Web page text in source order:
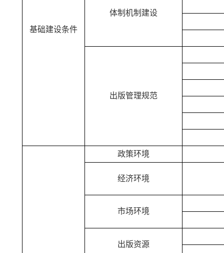
基础建设条件
体制机制建设
出版管理规范
政策环境
经济环境
市场环境
出版资源